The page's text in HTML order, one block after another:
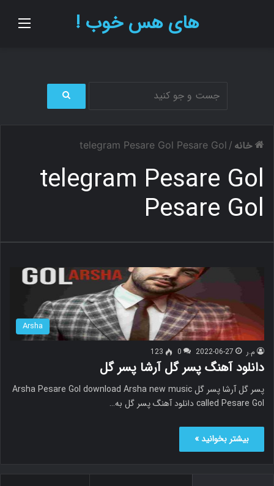
های هس خوب !
ج
ب
ر
خانه /
telegram Pesare Gol Pesare Gol
telegram Pesare Gol
Pesare Gol
Arsha
م.ر 2022-06-27
0
123
دانلود آهنگ پسر گل آرشا پسر گل
پسر گل آرشا پسر گل Arsha Pesare Gol download Arsha new music
called Pesare Gol دانلود آهنگ پسر گل به…
بیشتر بخوانید »